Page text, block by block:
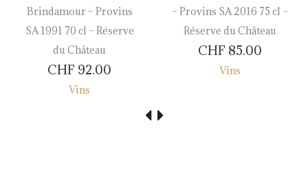
Brindamour – Provins
SA 1991 70 cl – Réserve
du Château
CHF 92.00
Vins
– Provins SA 2016 75 cl –
Réserve du Château
CHF 85.00
Vins